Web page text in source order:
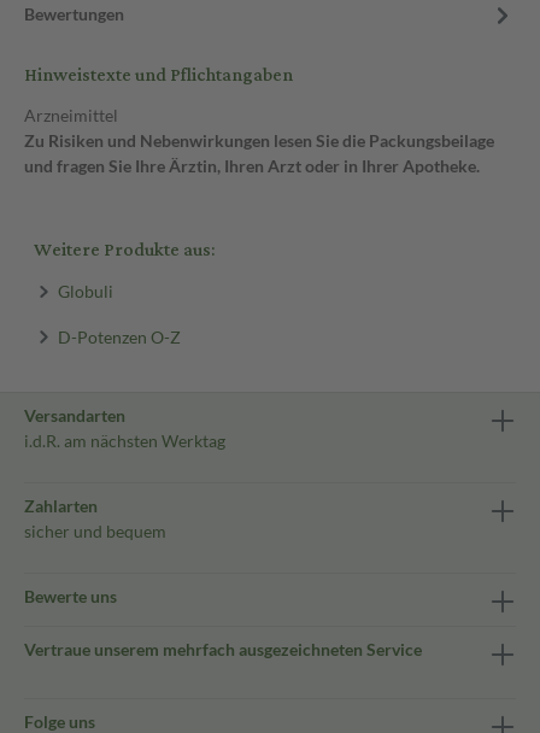
Bewertungen
Hinweistexte und Pflichtangaben
Arzneimittel
Zu Risiken und Nebenwirkungen lesen Sie die Packungsbeilage
und fragen Sie Ihre Ärztin, Ihren Arzt oder in Ihrer Apotheke.
Weitere Produkte aus:
Globuli
D-Potenzen O-Z
Versandarten
i.d.R. am nächsten Werktag
Zahlarten
sicher und bequem
Bewerte uns
Vertraue unserem mehrfach ausgezeichneten Service
Folge uns